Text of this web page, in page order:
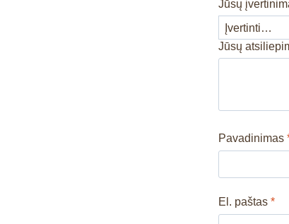
Jūsų
Jūsų
Pavadinimas
El. paštas*